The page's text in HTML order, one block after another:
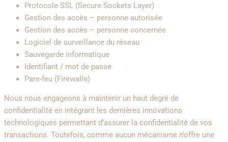
Protocole SSL (Secure Sockets Layer)
Gestion des accès – personne autorisée
Gestion des accès – personne concernée
Logiciel de surveillance du réseau
Sauvegarde informatique
Identifiant / mot de passe
Pare-feu (Firewalls)
Nous nous engageons à maintenir un haut degré de
confidentialité en intégrant les dernières innovations
technologiques permettant d’assurer la confidentialité de vos
transactions. Toutefois, comme aucun mécanisme n’offre une